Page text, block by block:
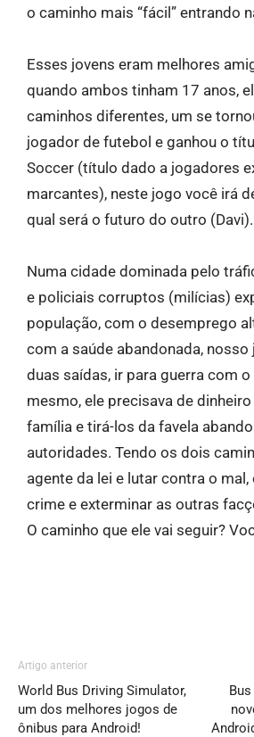
o caminho mais “fácil” entrando
Esses jovens eram melhores
quando ambos tinham 17 anos,
caminhos diferentes, um se
jogador de futebol e ganhou o
Soccer (título dado a jogadores
marcantes), neste jogo você irá
qual será o futuro do outro (Davi).
Numa cidade dominada pelo
e policiais corruptos (milícias)
população, com o desemprego
com a saúde abandonada, nosso
duas saídas, ir para guerra com
mesmo, ele precisava de
família e tirá-los da favela
autoridades. Tendo os dois
agente da lei e lutar contra o mal,
crime e exterminar as outras
O caminho que ele vai seguir?
Artigo anterior
World Bus Driving Simulator,
um dos melhores jogos de
ônibus para Android!